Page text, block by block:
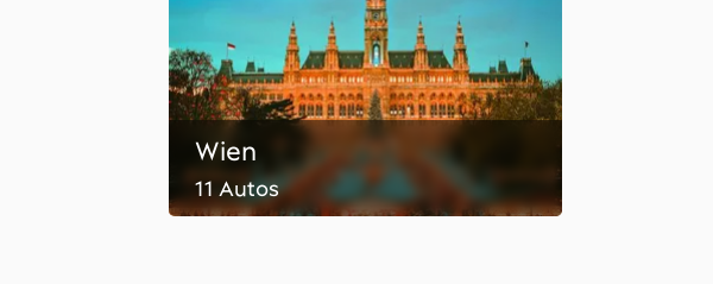
Wien
11 Autos